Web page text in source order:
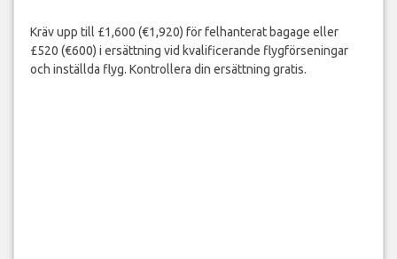
Kräv upp till £1,600 (€1,920) för felhanterat bagage eller
£520 (€600) i ersättning vid kvalificerande flygförseningar
och inställda flyg. Kontrollera din ersättning gratis.